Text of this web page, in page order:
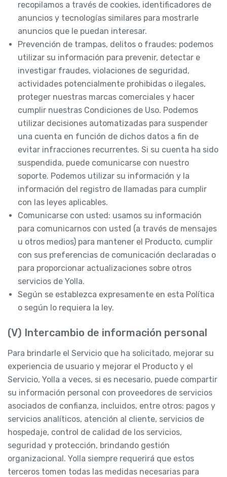
recopilamos a través de cookies, identificadores de
anuncios y tecnologías similares para mostrarle
anuncios que le puedan interesar.
Prevención de trampas, delitos o fraudes: podemos
utilizar su información para prevenir, detectar e
investigar fraudes, violaciones de seguridad,
actividades potencialmente prohibidas o ilegales,
proteger nuestras marcas comerciales y hacer
cumplir nuestras Condiciones de Uso. Podemos
utilizar decisiones automatizadas para suspender
una cuenta en función de dichos datos a fin de
evitar infracciones recurrentes. Si su cuenta ha sido
suspendida, puede comunicarse con nuestro
soporte. Podemos utilizar su información y la
información del registro de llamadas para cumplir
con las leyes aplicables.
Comunicarse con usted: usamos su información
para comunicarnos con usted (a través de mensajes
u otros medios) para mantener el Producto, cumplir
con sus preferencias de comunicación declaradas o
para proporcionar actualizaciones sobre otros
servicios de Yolla.
Según se establezca expresamente en esta Política
o según lo requiera la ley.
(V) Intercambio de información personal
Para brindarle el Servicio que ha solicitado, mejorar su
experiencia de usuario y mejorar el Producto y el
Servicio, Yolla a veces, si es necesario, puede compartir
su información personal con proveedores de servicios
asociados de confianza, incluidos, entre otros: pagos y
servicios analíticos, atención al cliente, servicios de
hospedaje, control de calidad de los servicios,
seguridad y protección, brindando gestión
organizacional. Yolla siempre requerirá que estos
terceros tomen todas las medidas necesarias para